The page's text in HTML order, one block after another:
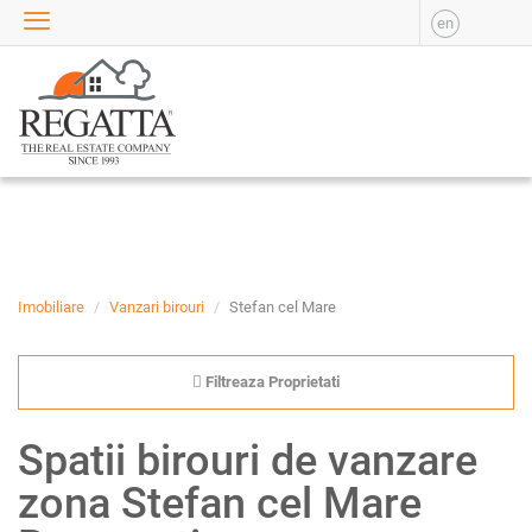
en
Imobiliare Vanzari birouri Stefan cel Mare
Filtreaza Proprietati
Spatii birouri de vanzare
zona Stefan cel Mare
VANZARE
APARTAMENTE DE
VANZARE
APARTAMENTE NOI DE
VANZARE
VANZARE
TERENURI DE VANZARE
APARTAMENTE DE
INCHIRIAT